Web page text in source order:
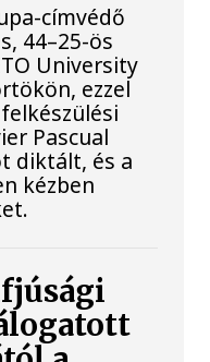
címvédő
44–25-ös
University
ezzel
Pascual
diktált, és a
kézben